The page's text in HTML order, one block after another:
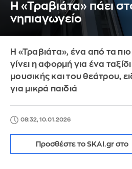
Η «Τραβιάτα» πάει
νηπιαγωγείο
Η «Τραβιάτα», ένα από τα
γίνει η αφορμή για ένα
μουσικής και του θεάτρου,
για μικρά παιδιά
08:32, 10.01.2026
Προσθέστε το SKAI.gr στο